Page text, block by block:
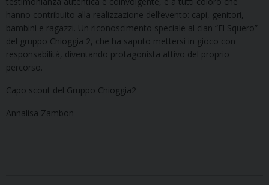
hanno contribuito alla realizzazione dell’evento: capi, genitori,
bambini e ragazzi. Un riconoscimento speciale al clan “El Squero”
del gruppo Chioggia 2, che ha saputo mettersi in gioco con
responsabilità, diventando protagonista attivo del proprio
percorso.
Capo scout del Gruppo Chioggia2
Annalisa Zambon